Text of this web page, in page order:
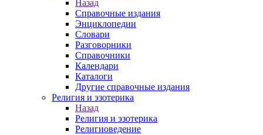
Назад
Справочные издания
Энциклопедии
Словари
Разговорники
Справочники
Календари
Каталоги
Другие справочные издания
Религия и эзотерика
Назад
Религия и эзотерика
Религиоведение